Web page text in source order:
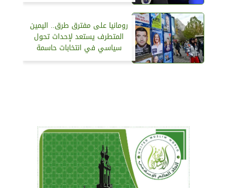
رومانيا على مفترق طرق.. اليمين
المتطرف يستعد لإحداث تحول
سياسي في انتخابات حاسمة